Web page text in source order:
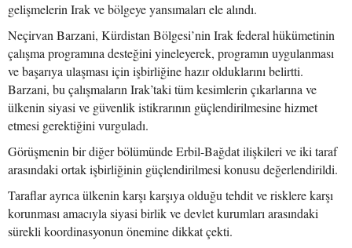
gelişmelerin Irak ve bölgeye yansımaları ele alındı.
Neçirvan Barzani, Kürdistan Bölgesi’nin Irak federal hükümetinin
çalışma programına desteğini yineleyerek, programın uygulanması
ve başarıya ulaşması için işbirliğine hazır olduklarını belirtti.
Barzani, bu çalışmaların Irak’taki tüm kesimlerin çıkarlarına ve
ülkenin siyasi ve güvenlik istikrarının güçlendirilmesine hizmet
etmesi gerektiğini vurguladı.
Görüşmenin bir diğer bölümünde Erbil-Bağdat ilişkileri ve iki taraf
arasındaki ortak işbirliğinin güçlendirilmesi konusu değerlendirildi.
Taraflar ayrıca ülkenin karşı karşıya olduğu tehdit ve risklere karşı
korunması amacıyla siyasi birlik ve devlet kurumları arasındaki
sürekli koordinasyonun önemine dikkat çekti.